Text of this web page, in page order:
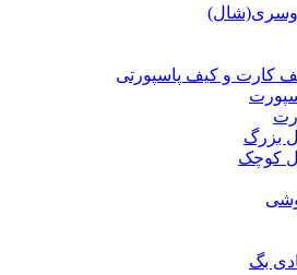
کارت و کیف پاسپورتی
بزرگ
کوچک
بگ